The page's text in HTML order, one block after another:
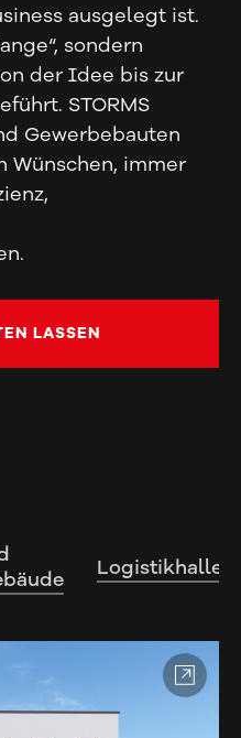
ausgelegt ist.
sondern
der Idee bis zur
STORMS
Gewerbebauten
Wünschen, immer
LASSEN
Logistikhallen